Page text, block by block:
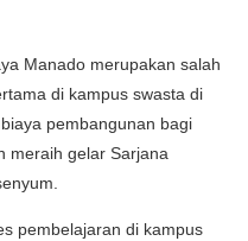
Manado merupakan salah
di kampus swasta di
pembangunan bagi
meraih gelar Sarjana
pembelajaran di kampus